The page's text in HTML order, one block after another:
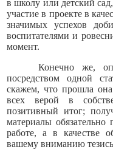
в школу или детский
участие в проекте в
значимых успехов
воспитателями и
момент.
Конечно же,
посредством одной
скажем, что прошла
всех верой в
позитивный итог;
материалы обязательно
работе, а в качестве
вашему вниманию